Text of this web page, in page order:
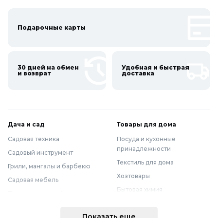
Подарочные карты
30 дней на обмен
и возврат
Удобная и быстрая
доставка
Дача и сад
Садовая техника
Садовый инструмент
Грили, мангалы и барбекю
Садовая мебель
Товары для дома
Посуда и кухонные
принадлежности
Текстиль для дома
Хозтовары
Бытовая химия